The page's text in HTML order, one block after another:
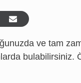
ve tam